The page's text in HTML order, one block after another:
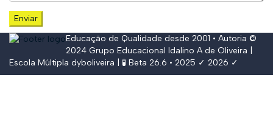
Educação de Qualidade desde 2001 • Autoria ©
2024 Grupo Educacional Idalino A de Oliveira
Escola Múltipla dyboliveira | 🧪 Beta 26.6 • 2025 ✓ 2026 ✓